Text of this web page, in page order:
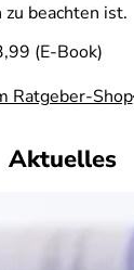
beachten ist.
(E-Book)
Ratgeber-Shop
Aktuelles